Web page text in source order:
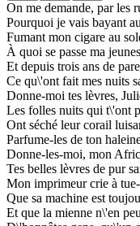
On me demande, par les
Pourquoi je vais bayant
Fumant mon cigare au
À quoi se passe ma
Et depuis trois ans de
Ce qu\'ont fait mes nuits
Donne-moi tes lèvres,
Les folles nuits qui t\'ont
Ont séché leur corail
Parfume-les de ton
Donne-les-moi, mon
Tes belles lèvres de pur
Mon imprimeur crie à
Que sa machine est
Et que la mienne n\'en